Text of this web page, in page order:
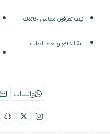
كيف تعرفين مقاس خاتمك
الية الدفع والغاء الطلب
واتساب